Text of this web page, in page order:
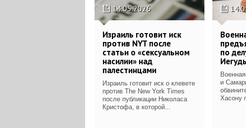
14.05.2026
Израиль готовит иск
против NYT после
статьи о «сексуальном
насилии» над
палестинцами
Израиль готовит иск о клевете
против The New York Times
после публикации Николаса
Кристофа, в которой...
по
и
Хасону